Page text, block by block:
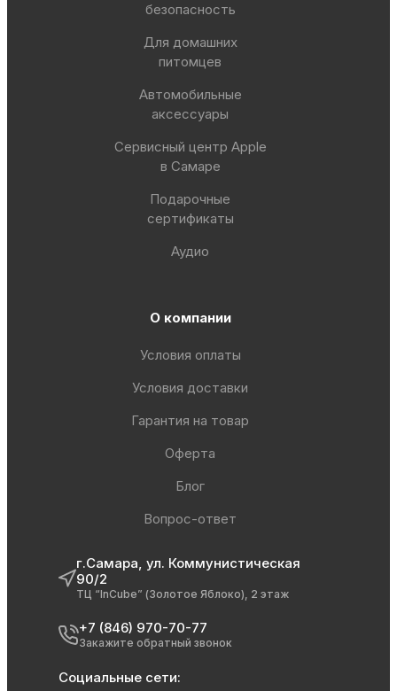
безопасность
Для домашних
питомцев
Автомобильные
аксессуары
Сервисный центр Apple
в Самаре
Подарочные
сертификаты
Аудио
О компании
Условия оплаты
Условия доставки
Гарантия на товар
Оферта
Блог
Вопрос-ответ
г.Самара, ул. Коммунистическая
90/2
ТЦ “InCube” (Золотое Яблоко), 2 этаж
+7 (846) 970-70-77
Закажите обратный звонок
Социальные сети: